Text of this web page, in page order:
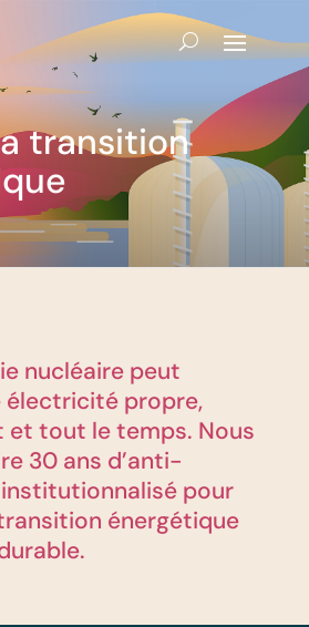
transition
nucléaire peut
électricité propre,
et tout le temps. Nous
30 ans d’anti-
pour
énergétique